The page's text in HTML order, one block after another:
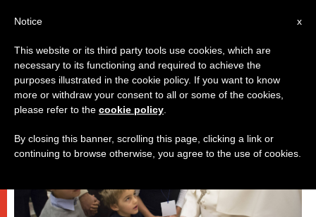
باباوات,شبيبة
x
Notice
This website or its third party tools use cookies, which are
necessary to its functioning and required to achieve the
purposes illustrated in the cookie policy. If you want to know
more or withdraw your consent to all or some of the cookies,
please refer to the cookie policy
By closing this banner, scrolling this page, clicking a link or
continuing to browse otherwise, you agree to the use of cookies.